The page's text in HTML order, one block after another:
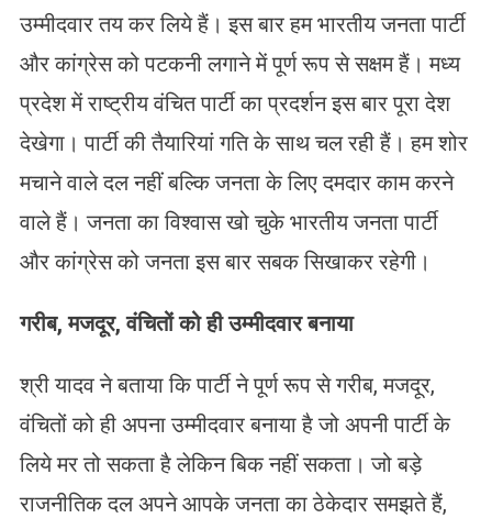
उम्मीदवार तय कर लिये हैं। इस बार हम भारतीय जनता पार्टी
और कांग्रेस को पटकनी लगाने में पूर्ण रूप से सक्षम हैं। मध्य
प्रदेश में राष्ट्रीय वंचित पार्टी का प्रदर्शन इस बार पूरा देश
देखेगा। पार्टी की तैयारियां गति के साथ चल रही हैं। हम शोर
मचाने वाले दल नहीं बल्कि जनता के लिए दमदार काम करने
वाले हैं। जनता का विश्वास खो चुके भारतीय जनता पार्टी
और कांग्रेस को जनता इस बार सबक सिखाकर रहेगी।
गरीब, मजदूर, वंचितों को ही उम्मीदवार बनाया
श्री यादव ने बताया कि पार्टी ने पूर्ण रूप से गरीब, मजदूर,
वंचितों को ही अपना उम्मीदवार बनाया है जो अपनी पार्टी के
लिये मर तो सकता है लेकिन बिक नहीं सकता। जो बड़े
राजनीतिक दल अपने आपके जनता का ठेकेदार समझते हैं,